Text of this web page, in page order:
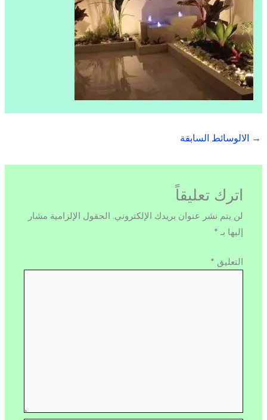
→ الالوسائط السابقة
اترك تعليقاً
لن يتم نشر عنوان بريدك الإلكتروني. الحقول الإلزامية مشار
إليها بـ *
التعليق *